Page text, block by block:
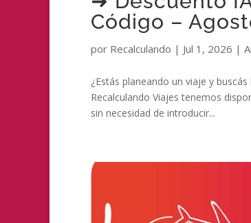
Código –
por Recalculando | Jul 1, 2026 |
¿Estás planeando un viaje y
Recalculando Viajes tenemos
sin necesidad de introducir...